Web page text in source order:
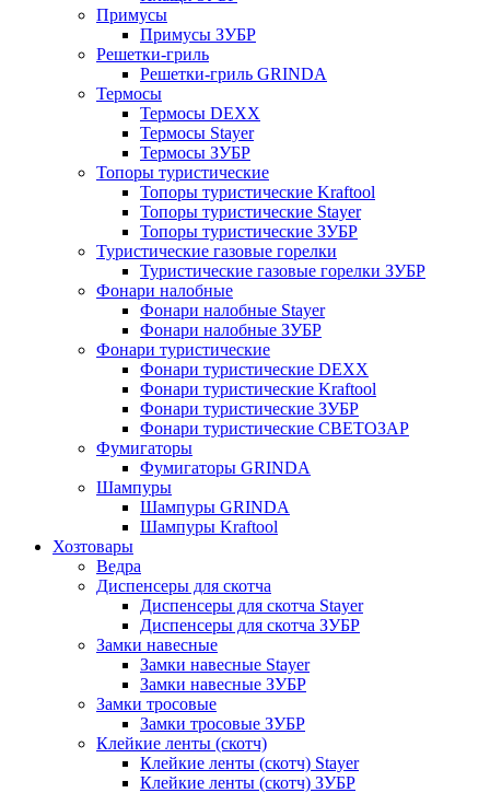
Примусы
Примусы ЗУБР
Решетки-гриль
Решетки-гриль GRINDA
Термосы
Термосы DEXX
Термосы Stayer
Термосы ЗУБР
Топоры туристические
Топоры туристические Kraftool
Топоры туристические Stayer
Топоры туристические ЗУБР
Туристические газовые горелки
Туристические газовые горелки ЗУБР
Фонари налобные
Фонари налобные Stayer
Фонари налобные ЗУБР
Фонари туристические
Фонари туристические DEXX
Фонари туристические Kraftool
Фонари туристические ЗУБР
Фонари туристические СВЕТОЗАР
Фумигаторы
Фумигаторы GRINDA
Шампуры
Шампуры GRINDA
Шампуры Kraftool
Хозтовары
Ведра
Диспенсеры для скотча
Диспенсеры для скотча Stayer
Диспенсеры для скотча ЗУБР
Замки навесные
Замки навесные Stayer
Замки навесные ЗУБР
Замки тросовые
Замки тросовые ЗУБР
Клейкие ленты (скотч)
Клейкие ленты (скотч) Stayer
Клейкие ленты (скотч) ЗУБР